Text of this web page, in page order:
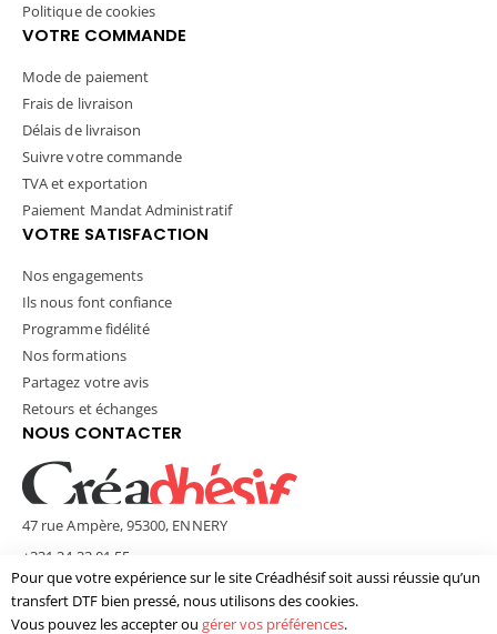
Politique de cookies
VOTRE COMMANDE
Mode de paiement
Frais de livraison
Délais de livraison
Suivre votre commande
TVA et exportation
Paiement Mandat Administratif
VOTRE SATISFACTION
Nos engagements
Ils nous font confiance
Programme fidélité
Nos formations
Partagez votre avis
Retours et échanges
NOUS CONTACTER
47 rue Ampère, 95300, ENNERY
+331 34 33 01 55
contact@creadhesif.com
Lun - Ven / 9h30 - 12h00 & 14h00 - 17h00
Pour que votre expérience sur le site Créadhésif soit aussi réussie qu’un
transfert DTF bien pressé, nous utilisons des cookies.
Vous pouvez les accepter ou gérer vos préférences.